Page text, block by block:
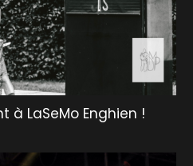
LaSeMo Enghien !